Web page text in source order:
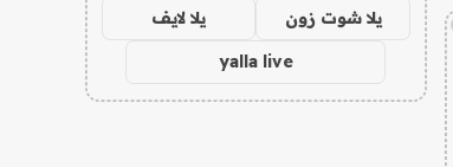
يلا شوت زون يلا لايف
yalla live